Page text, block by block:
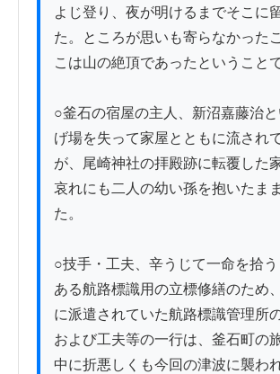
よじ登り、夜が明けるまでそこに
た。ところが思いも寄らなかった
こは山の絶頂であったということ
○釜石の宿屋の主人、新沼嘉藤治
げ場を失って家屋とともに流され
が、尾崎神社の拝殿跡に転覆した
哀れにも二人の幼い孫を抱いたま
た。
○技手・工夫、辛うじて一命を拾
ある航路標識用の立標修繕のため
に派遣されていた航路標識管理所
および工夫等の一行は、釜石町の
中に折悪しくも今回の津波に襲わ